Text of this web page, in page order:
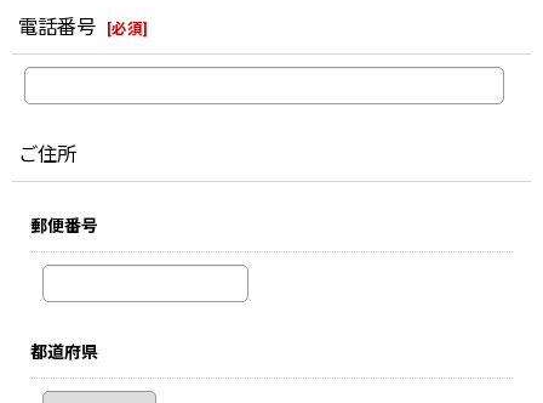
電話番号 [必須]
ご住所
郵便番号
都道府県